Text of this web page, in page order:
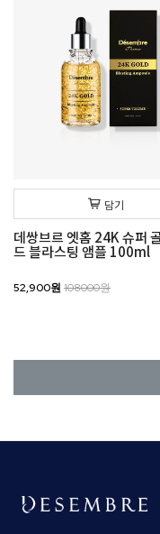
담기
데쌍브르 엣홈 24K 슈퍼
드 블라스팅 앰플 100ml
52,900원 108000원